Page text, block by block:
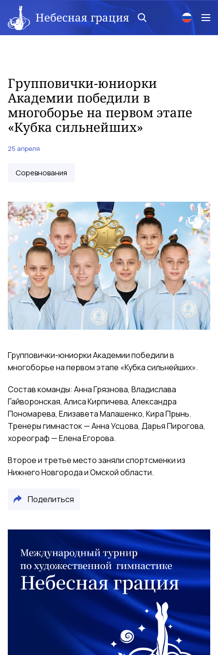
Небесная грация
Групповички-юниорки
Академии победили в
многоборье на первом этапе
«Кубка сильнейших»
25 апреля
Соревнования
Групповички-юниорки Академии победили в
многоборье на первом этапе «Кубка сильнейших».
Состав команды: Анна Грязнова, Владислава
Гайворонская, Алиса Кирпичева, Александра
Пономарева, Елизавета Малашенко, Кира Прынь.
Тренеры гимнасток — Анна Усцова, Дарья Пирогова,
хореограф — Елена Егорова.
Второе и третье место заняли спортсменки из
Нижнего Новгорода и Омской области.
Поделиться